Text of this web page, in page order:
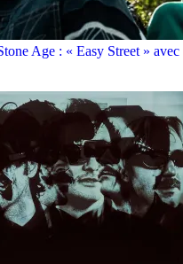
Age : « Easy Street »